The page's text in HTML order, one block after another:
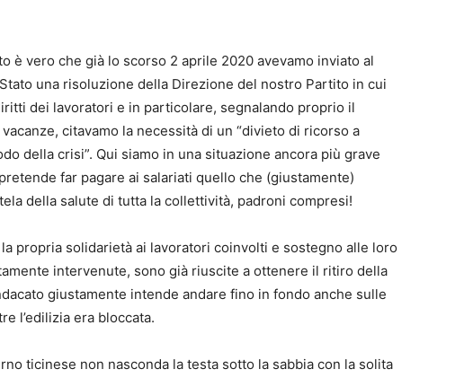
è vero che già lo scorso 2 aprile 2020 avevamo inviato al
una risoluzione della Direzione del nostro Partito in cui
dei lavoratori e in particolare, segnalando proprio il
citavamo la necessità di un “divieto di ricorso a
della crisi”. Qui siamo in una situazione ancora più grave
far pagare ai salariati quello che (giustamente)
della salute di tutta la collettività, padroni compresi!
propria solidarietà ai lavoratori coinvolti e sostegno alle loro
intervenute, sono già riuscite a ottenere il ritiro della
giustamente intende andare fino in fondo anche sulle
l’edilizia era bloccata.
ticinese non nasconda la testa sotto la sabbia con la solita